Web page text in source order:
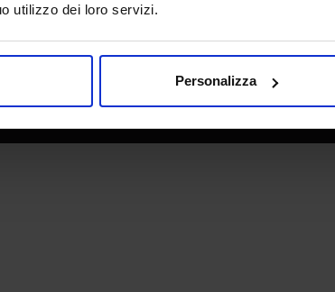
utilizzo dei loro servizi.
Personalizza
- P.IVA 06382730155 - C.F. 02213830371